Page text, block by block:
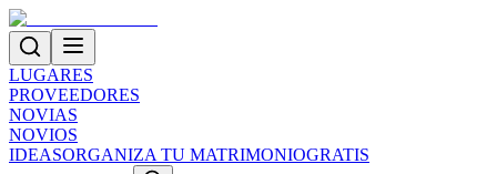
LUGARES
PROVEEDORES
NOVIAS
NOVIOS
IDEASORGANIZA TU MATRIMONIOGRATIS